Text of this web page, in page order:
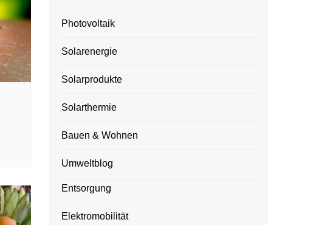
Photovoltaik
Solarenergie
Solarprodukte
Solarthermie
Bauen & Wohnen
Umweltblog
Entsorgung
Elektromobilität